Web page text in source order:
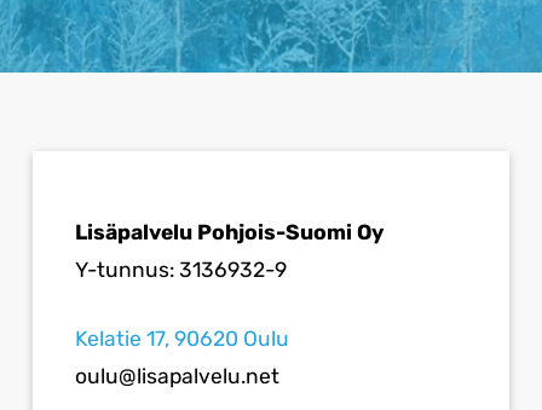
Lisäpalvelu Pohjois-Suomi Oy
Y-tunnus: 3136932-9
Kelatie 17, 90620 Oulu
oulu@lisapalvelu.net